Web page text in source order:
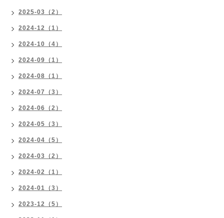
2025-03（2）
2024-12（1）
2024-10（4）
2024-09（1）
2024-08（1）
2024-07（3）
2024-06（2）
2024-05（3）
2024-04（5）
2024-03（2）
2024-02（1）
2024-01（3）
2023-12（5）